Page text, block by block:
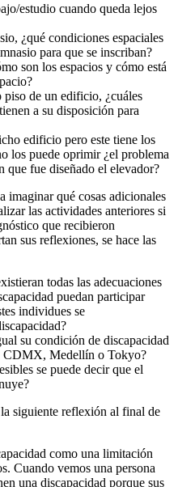
estudio cuando queda lejos
¿qué condiciones espaciales
para que se inscriban?
son los espacios y cómo está
de un edificio, ¿cuáles
a su disposición para
edificio pero este tiene los
los puede oprimir ¿el problema
que fue diseñado el elevador?
imaginar qué cosas adicionales
las actividades anteriores si
que recibieron
sus reflexiones, se hace las
todas las adecuaciones
puedan participar
individues se
su condición de discapacidad
CDMX, Medellín o Tokyo?
se puede decir que el
siguiente reflexión al final de
como una limitación
Cuando vemos una persona
una discapacidad porque sus